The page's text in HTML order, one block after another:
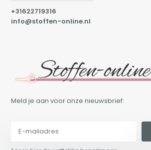
+31622719316
info@stoffen-online.nl
Meld je aan voor onze nieuwsbrief: